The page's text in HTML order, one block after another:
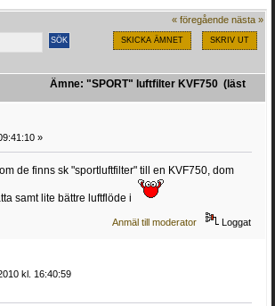
« föregående nästa »
SKICKA ÄMNET SKRIV UT
Ämne: "SPORT" luftfilter KVF750 (läst
»
de finns sk "sportluftfilter" till en KVF750, dom
samt lite bättre luftflöde i
Anmäl till moderator Loggat
kl. 16:40:59